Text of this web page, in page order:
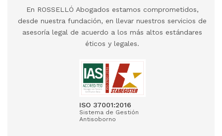
En ROSSELLÓ Abogados estamos comprometidos,
desde nuestra fundación, en llevar nuestros servicios de
asesoría legal de acuerdo a los más altos estándares
éticos y legales.
ISO 37001:2016
Sistema de Gestión
Antisoborno